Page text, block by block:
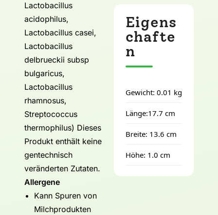
Lactobacillus
acidophilus,
Lactobacillus casei,
Lactobacillus
delbrueckii subsp
bulgaricus,
Lactobacillus
rhamnosus,
Streptococcus
thermophilus) Dieses
Produkt enthält keine
gentechnisch
veränderten Zutaten.
Allergene
Kann Spuren von
Milchprodukten
Eigens
chafte
n
Gewicht: 0.01 kg
Länge:17.7 cm
Breite: 13.6 cm
Höhe: 1.0 cm